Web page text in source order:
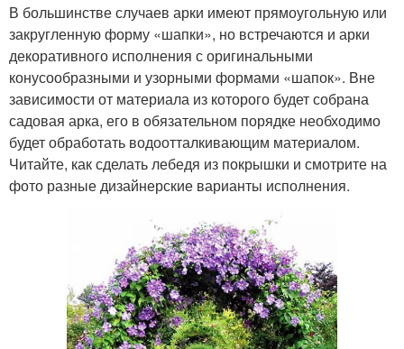
В большинстве случаев арки имеют прямоугольную или
закругленную форму «шапки», но встречаются и арки
декоративного исполнения с оригинальными
конусообразными и узорными формами «шапок». Вне
зависимости от материала из которого будет собрана
садовая арка, его в обязательном порядке необходимо
будет обработать водоотталкивающим материалом.
Читайте, как сделать лебедя из покрышки и смотрите на
фото разные дизайнерские варианты исполнения.